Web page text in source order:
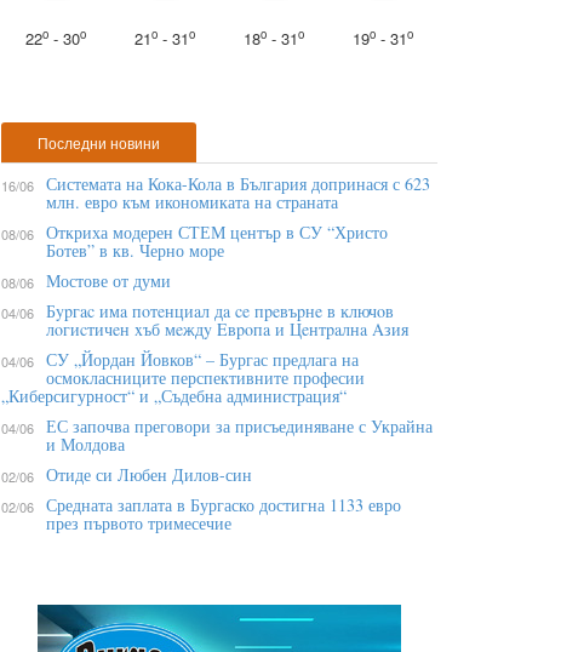
22o - 30o 21o - 31o 18o - 31o 19o - 31o
Последни новини
16/06 Системата на Кока-Кола в България допринася с 623
млн. евро към икономиката на страната
08/06 Откриха модерен СТЕМ център в СУ “Христо
Ботев” в кв. Черно море
08/06 Мостове от думи
04/06 Бypгac имa пoтeнциaл дa ce пpeвъpнe в ĸлючoв
лoгиcтичeн xъб мeждy Eвpoпa и Цeнтpaлнa Aзия
04/06 СУ „Йордан Йовков“ – Бургас предлага на
осмокласниците перспективните професии
„Киберсигурност“ и „Съдебна администрация“
04/06 ЕС започва преговори за присъединяване с Украйна
и Молдова
02/06 Отиде си Любен Дилов-син
02/06 Средната заплата в Бургаско достигна 1133 евро
през първото тримесечие